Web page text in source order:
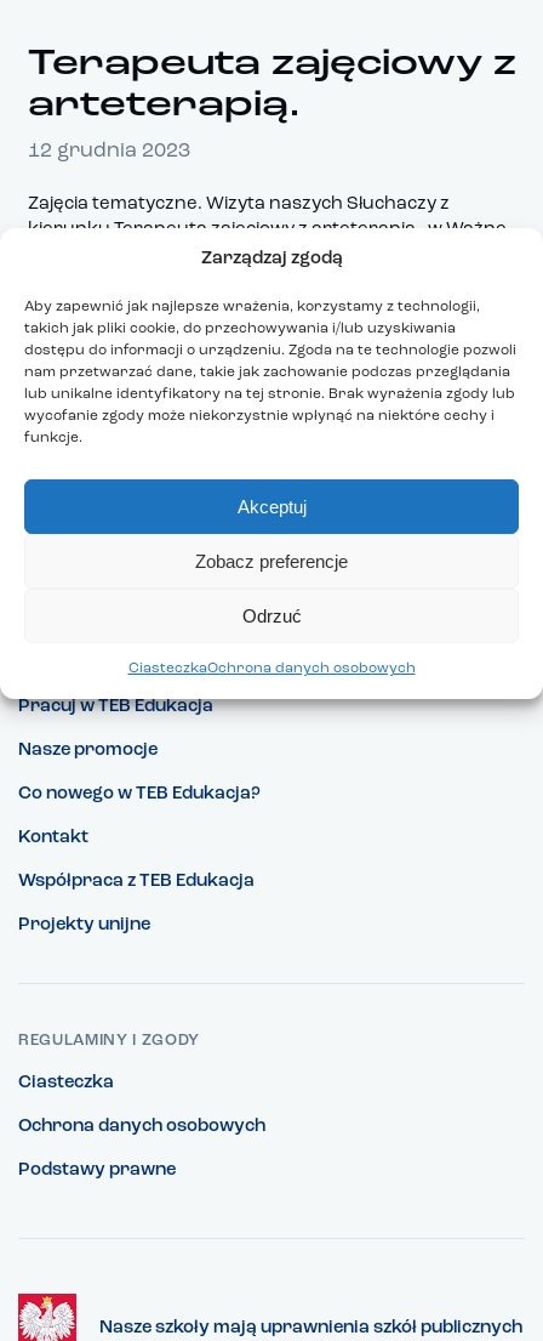
Zarządzaj zgodą
Aby zapewnić jak najlepsze wrażenia, korzystamy z technologii,
takich jak pliki cookie, do przechowywania i/lub uzyskiwania
dostępu do informacji o urządzeniu. Zgoda na te technologie pozwoli
nam przetwarzać dane, takie jak zachowanie podczas przeglądania
lub unikalne identyfikatory na tej stronie. Brak wyrażenia zgody lub
wycofanie zgody może niekorzystnie wpłynąć na niektóre cechy i
funkcje.
Akceptuj
Odrzuć
Zobacz preferencje
CiasteczkaOchrona danych osobowych
Terapeuta zajęciowy z
arteterapią.
12 grudnia 2023
Zajęcia tematyczne. Wizyta naszych Słuchaczy z
kierunku Terapeuta zajęciowy z arteterapią - w Ważne
Miejsce Tajemnica Ciemnościpod opieką wykładowcy
Temat: Świat osób z niepełnosprawnością wzroku.
Pracuj w TEB Edukacja
Nasze promocje
Co nowego w TEB Edukacja?
Kontakt
Współpraca z TEB Edukacja
Projekty unijne
REGULAMINY I ZGODY
Ciasteczka
Ochrona danych osobowych
Podstawy prawne
Nasze szkoły mają uprawnienia szkół publicznych